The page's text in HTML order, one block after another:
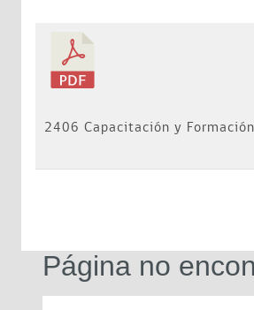
2406 Capacitación y
Página no